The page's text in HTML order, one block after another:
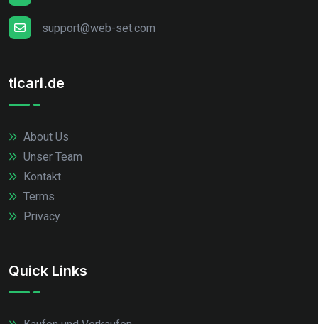
support@web-set.com
ticari.de
About Us
Unser Team
Kontakt
Terms
Privacy
Quick Links